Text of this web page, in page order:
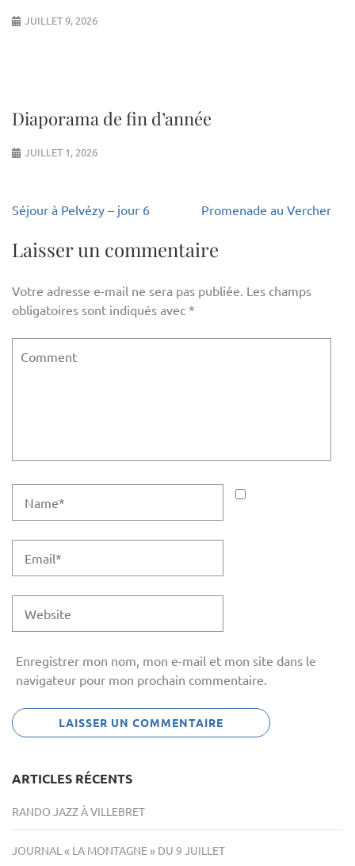
JUILLET 9, 2026
Diaporama de fin d’année
JUILLET 1, 2026
Navigation
l’article
Séjour à Pelvézy – jour 6 Promenade au Vercher
Laisser un commentaire
Votre adresse e-mail ne sera pas publiée. Les champs
obligatoires sont indiqués avec *
Enregistrer mon nom, mon e-mail et mon site dans le
navigateur pour mon prochain commentaire.
ARTICLES RÉCENTS
RANDO JAZZ À VILLEBRET
JOURNAL « LA MONTAGNE » DU 9 JUILLET